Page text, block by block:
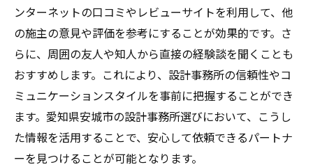
住まいにストーリーを持たせる
インテリアで差をつける自由設計
外観デザインで際立たせる個性
設計事務所との共同作業で生まれるオリジ
ナリティ
設計事務所と一緒に作る安城市での新しい暮ら
しの魅力
ンターネットの口コミやレビューサイトを利用して、他
の施主の意見や評価を参考にすることが効果的です。さ
らに、周囲の友人や知人から直接の経験談を聞くことも
おすすめします。これにより、設計事務所の信頼性やコ
ミュニケーションスタイルを事前に把握することができ
ます。愛知県安城市の設計事務所選びにおいて、こうし
た情報を活用することで、安心して依頼できるパートナ
ーを見つけることが可能となります。